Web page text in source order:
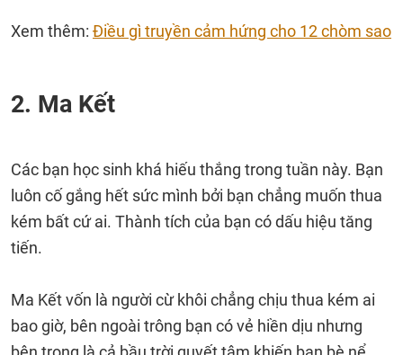
Xem thêm: Điều gì truyền cảm hứng cho 12 chòm sao
2. Ma Kết
Các bạn học sinh khá hiếu thắng trong tuần này. Bạn
luôn cố gắng hết sức mình bởi bạn chẳng muốn thua
kém bất cứ ai. Thành tích của bạn có dấu hiệu tăng
tiến.
Ma Kết vốn là người cừ khôi chẳng chịu thua kém ai
bao giờ, bên ngoài trông bạn có vẻ hiền dịu nhưng